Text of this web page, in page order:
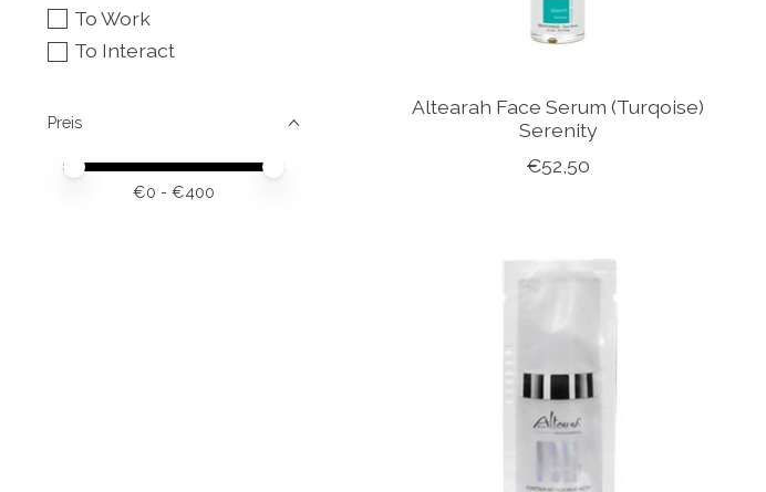
To Work
To Interact
Preis
Preis – Mindestwert
Price maximum value
€0 - €400
Altearah Face Serum (Turqoise)
Serenity
€52,50